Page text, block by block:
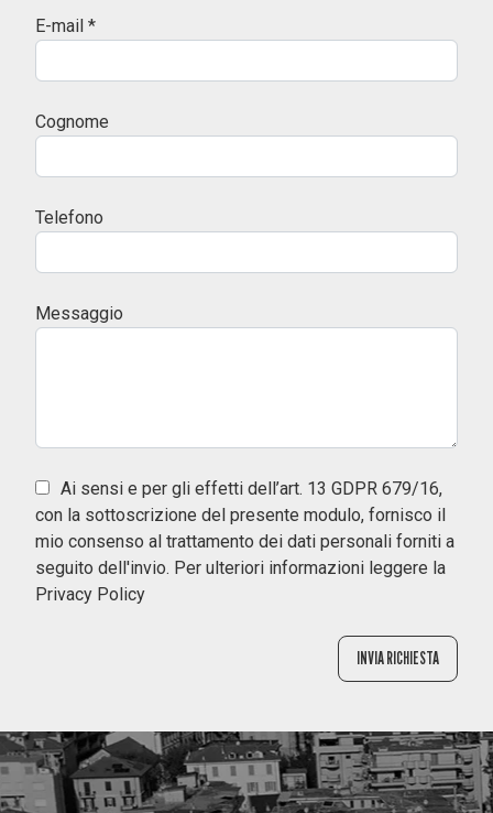
E-mail *
Cognome
Telefono
Messaggio
Ai sensi e per gli effetti dell’art. 13 GDPR 679/16,
con la sottoscrizione del presente modulo, fornisco il
mio consenso al trattamento dei dati personali forniti a
seguito dell'invio. Per ulteriori informazioni leggere la
Privacy Policy